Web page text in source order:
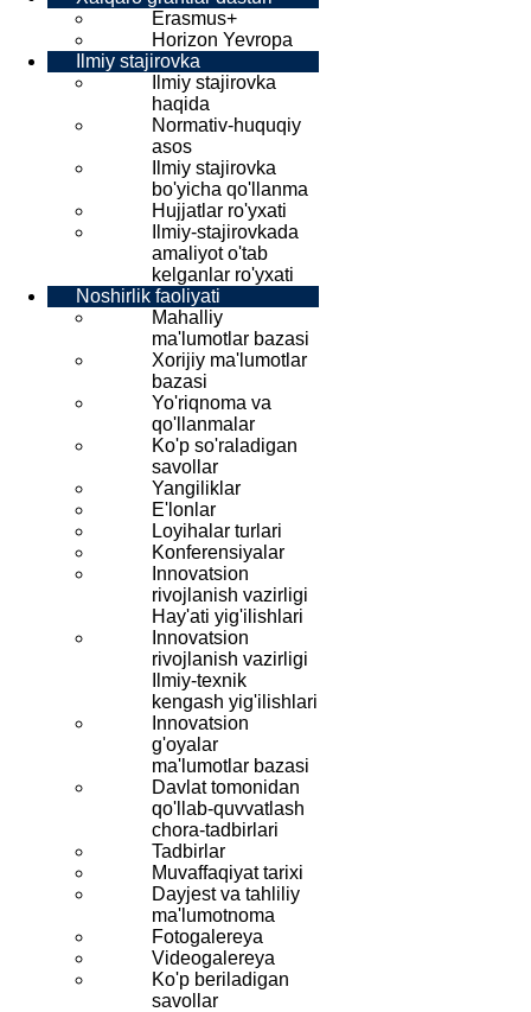
Erasmus+
Horizon Yevropa
Ilmiy stajirovka
Ilmiy stajirovka
haqida
Normativ-huquqiy
asos
Ilmiy stajirovka
bo'yicha qo'llanma
Hujjatlar ro'yxati
Ilmiy-stajirovkada
amaliyot o'tab
kelganlar ro'yxati
Noshirlik faoliyati
Mahalliy
ma'lumotlar bazasi
Xorijiy ma'lumotlar
bazasi
Yo'riqnoma va
qo'llanmalar
Ko'p so'raladigan
savollar
Yangiliklar
E'lonlar
Loyihalar turlari
Konferensiyalar
Innovatsion
rivojlanish vazirligi
Hay'ati yig'ilishlari
Innovatsion
rivojlanish vazirligi
Ilmiy-texnik
kengash yig'ilishlari
Innovatsion
g'oyalar
ma'lumotlar bazasi
Davlat tomonidan
qo'llab-quvvatlash
chora-tadbirlari
Tadbirlar
Muvaffaqiyat tarixi
Dayjest va tahliliy
ma'lumotnoma
Fotogalereya
Videogalereya
Ko'p beriladigan
savollar